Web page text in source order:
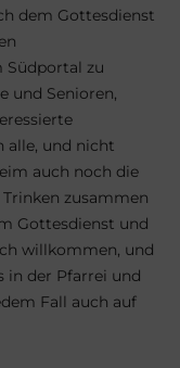
dem Gottesdienst
Südportal zu
und Senioren,
alle, und nicht
auch noch die
zusammen
Gottesdienst und
willkommen, und
in der Pfarrei und
Fall auch auf